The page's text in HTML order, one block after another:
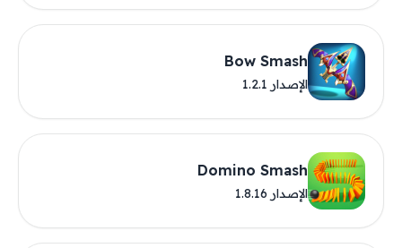
Bow Smash
الإصدار 1.2.1
Domino Smash
الإصدار 1.8.16